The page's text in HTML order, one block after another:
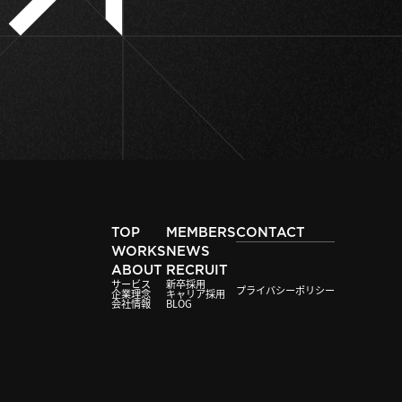
TOP
WORKS
ABOUT
サービス
企業理念
会社情報
MEMBERS
NEWS
RECRUIT
新卒採用
キャリア採用
BLOG
CONTACT
プライバシーポリシー